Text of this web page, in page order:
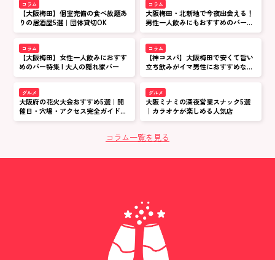
コラム
【大阪梅田】個室完備の食べ放題あ
りの居酒屋5選｜団体貸切OK
コラム
大阪梅田・北新地で今夜出会える！
男性一人飲みにもおすすめのバーな
どのお店5選
コラム
【大阪梅田】女性一人飲みにおすす
めのバー特集 | 大人の隠れ家バー
コラム
【神コスパ】大阪梅田で安くて旨い
立ち飲みがイマ男性におすすめな理
由
グルメ
大阪府の花火大会おすすめ5選｜開
催日・穴場・アクセス完全ガイド
【2026年最新】
グルメ
大阪ミナミの深夜営業スナック5選
｜カラオケが楽しめる人気店
コラム一覧を見る